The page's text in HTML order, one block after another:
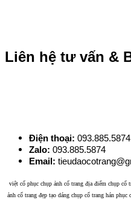
Liên hệ tư vấn &
Điện thoại:
Zalo: 093.885.5874
Email:
việt cổ phục chụp ảnh cổ trang địa điểm chụp cổ
ảnh cổ trang đẹp tạo dáng chụp cổ trang hán